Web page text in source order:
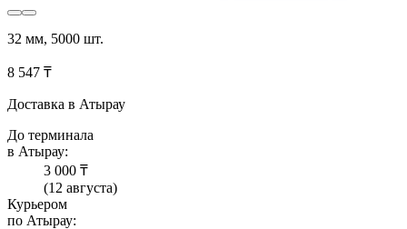
32 мм, 5000 шт.
8 547 ₸
Доставка в Атырау
До терминала
в Атырау:
3 000 ₸
(12 августа)
Курьером
по Атырау: